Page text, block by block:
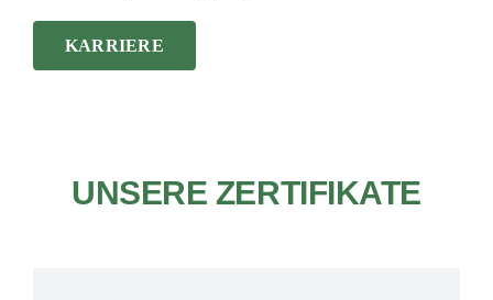
KARRIERE
UNSERE ZERTIFIKATE